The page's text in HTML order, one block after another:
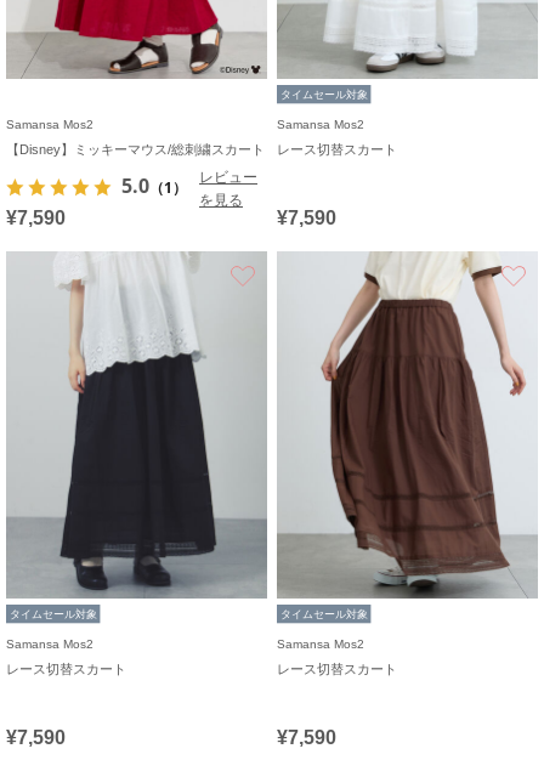
Samansa Mos2
【Disney】ミッキーマウス/総刺繍スカート
5.0 （1）
レビュー
を見る
¥7,590
タイムセール対象
Samansa Mos2
レース切替スカート
¥7,590
タイムセール対象
Samansa Mos2
レース切替スカート
¥7,590
タイムセール対象
Samansa Mos2
レース切替スカート
¥7,590